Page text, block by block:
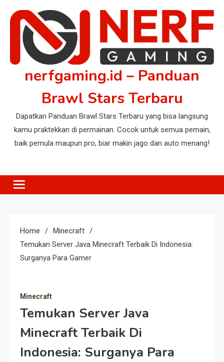
content
nerfgaming.id – Panduan
Brawl Stars Terbaru
Dapatkan Panduan Brawl Stars Terbaru yang bisa langsung
kamu praktekkan di permainan. Cocok untuk semua pemain,
baik pemula maupun pro, biar makin jago dan auto menang!
Home
Minecraft
Temukan Server Java Minecraft Terbaik Di Indonesia:
Surganya Para Gamer
Minecraft
Temukan Server Java
Minecraft Terbaik Di
Indonesia: Surganya Para